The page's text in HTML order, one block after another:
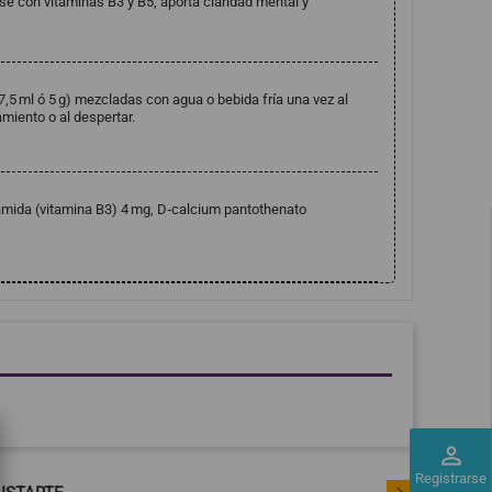
perm_identity
Registrarse
ml ó 5 g) mezcladas con agua o bebida fría una vez al
o al despertar.
(vitamina B3) 4 mg, D‑calcium pantothenato